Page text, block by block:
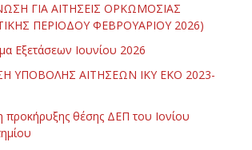
ΓΙΑ ΑΙΤΗΣΕΙΣ ΟΡΚΩΜΟΣΙΑΣ
ΠΕΡΙΟΔΟΥ ΦΕΒΡΟΥΑΡΙΟΥ 2026)
Εξετάσεων Ιουνίου 2026
ΥΠΟΒΟΛΗΣ ΑΙΤΗΣΕΩΝ ΙΚΥ ΕΚΟ 2023-
προκήρυξης θέσης ΔΕΠ του Ιονίου